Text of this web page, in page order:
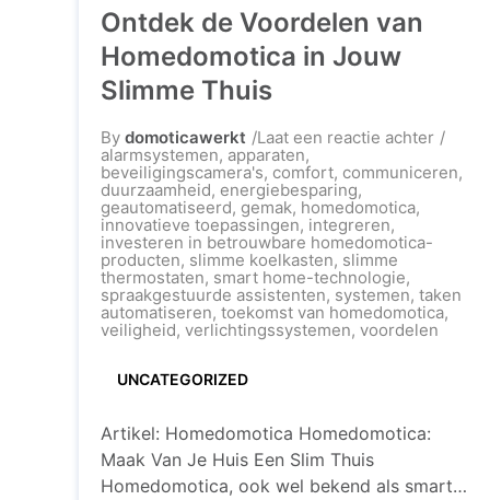
Ontdek de Voordelen van
Homedomotica in Jouw
Slimme Thuis
By domoticawerkt Laat een reactie achterop
de
Thuis
alarmsystemen, apparaten,
beveiligingscamera's, comfort, communiceren,
duurzaamheid, energiebesparing,
geautomatiseerd, gemak, homedomotica,
innovatieve toepassingen, integreren,
investeren in betrouwbare homedomotica-
producten, slimme koelkasten, slimme
thermostaten, smart home-technologie,
spraakgestuurde assistenten, systemen, taken
automatiseren, toekomst van homedomotica,
veiligheid, verlichtingssystemen, voordelen
UNCATEGORIZED
Artikel: Homedomotica Homedomotica:
Maak Van Je Huis Een Slim Thuis
Homedomotica, ook wel bekend als smart